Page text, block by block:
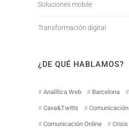
Soluciones mobile
Transformación digital
¿DE QUÉ HABLAMOS?
Analítica Web Barcelona
Cava&Twitts Comunicación
Comunicación Online Crisis